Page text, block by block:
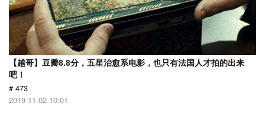
【越哥】豆瓣8.8分，五星治愈系电影，也只有法国人才拍的出来
吧！
# 473
2019-11-02 10:01